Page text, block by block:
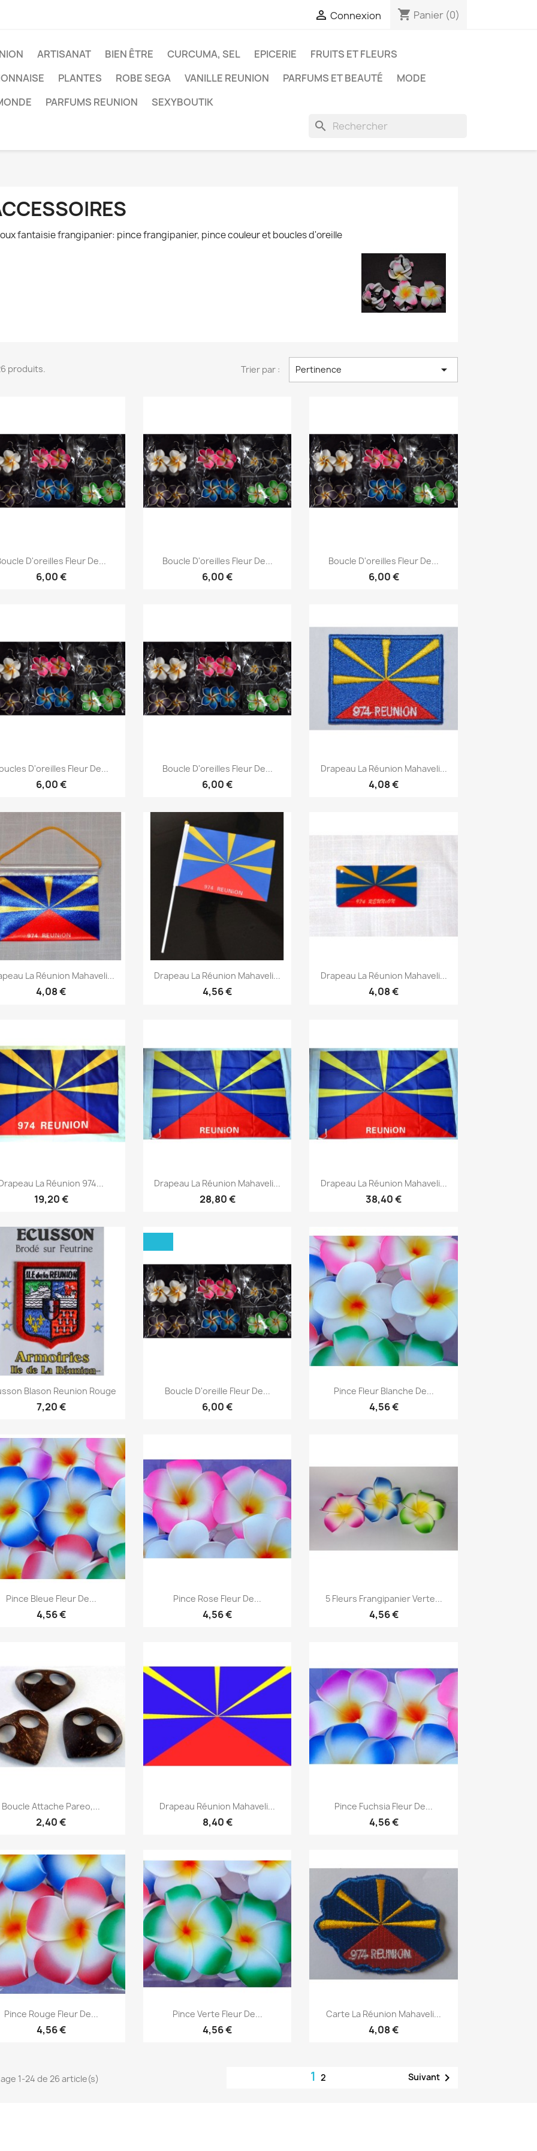
 Connexion shopping_cart Panier (0)
ARTISANAT BIEN ÊTRE CURCUMA, SEL EPICERIE
FRUITS ET FLEURS
PLANTES ROBE SEGA VANILLE REUNION PARFUMS ET BEAUTÉ
MODE
PARFUMS REUNION SEXYBOUTIK
search
fantaisie frangipanier: pince frangipanier, pince couleur et boucles d'oreille
produits. Trier par : Pertinence 
 Aperçu rapide
D'oreilles Fleur De...
6,00 €
 Aperçu rapide
Boucle D'oreilles Fleur De...
6,00 €
 Aperçu rapide
Boucle D'oreilles Fleur De...
6,00 €
Aperçu rapide
D'oreilles Fleur De...
6,00 €
 Aperçu rapide
Boucle D'oreilles Fleur De...
6,00 €
 Aperçu rapide
Drapeau La Réunion Mahaveli...
4,08 €
 Aperçu rapide
La Réunion Mahaveli...
4,08 €
 Aperçu rapide
Drapeau La Réunion Mahaveli...
4,56 €
 Aperçu rapide
Drapeau La Réunion Mahaveli...
4,08 €
Aperçu rapide
La Réunion 974...
19,20 €
 Aperçu rapide
Drapeau La Réunion Mahaveli...
28,80 €
 Aperçu rapide
Drapeau La Réunion Mahaveli...
38,40 €
 Aperçu rapide
Blason Reunion Rouge
7,20 €
Aperçu rapide
Boucle D'oreille Fleur De...
6,00 €
 Aperçu rapide
Pince Fleur Blanche De...
4,56 €
Aperçu rapide
Pince Bleue Fleur De...
4,56 €
Aperçu rapide
Pince Rose Fleur De...
4,56 €
 Aperçu rapide
5 Fleurs Frangipanier Verte...
4,56 €
Aperçu rapide
Boucle Attache Pareo,...
2,40 €
Aperçu rapide
Drapeau Réunion Mahaveli...
8,40 €
 Aperçu rapide
Pince Fuchsia Fleur De...
4,56 €
Aperçu rapide
Pince Rouge Fleur De...
4,56 €
Aperçu rapide
Pince Verte Fleur De...
4,56 €
Aperçu rapide
Carte La Réunion Mahaveli...
4,08 €
1-24 de 26 article(s) 12 Suivant